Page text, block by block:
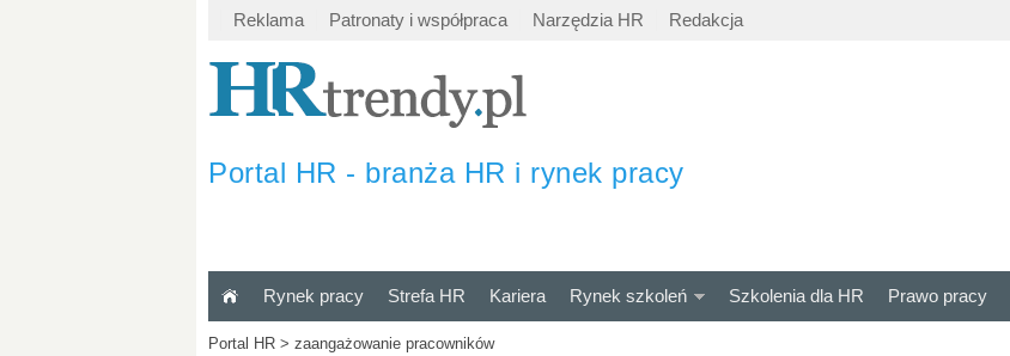
Reklama Patronaty i współpraca Narzędzia HR Redakcja
Portal HR - branża HR i rynek pracy
Rynek pracy Strefa HR Kariera Rynek szkoleń Szkolenia dla HR Prawo pracy
Portal HR > zaangażowanie pracowników